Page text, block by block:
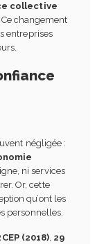
collective
Ce changement
entreprises
négligée :
ni services
Or, cette
qu’ont les
personnelles.
(2018) 29